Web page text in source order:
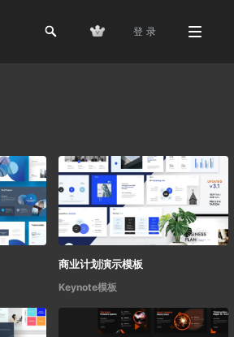
登 录
商业计划演示模板
Keynote模板